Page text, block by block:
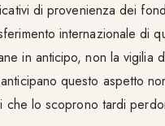
di provenienza dei
internazionale di
in anticipo, non la vigilia
questo aspetto
che lo scoprono tardi